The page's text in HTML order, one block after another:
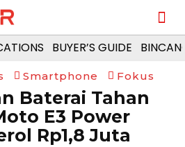
BUYER’S GUIDE
Smartphone Fokus
Baterai Tahan
E3 Power
Rp1,8 Juta